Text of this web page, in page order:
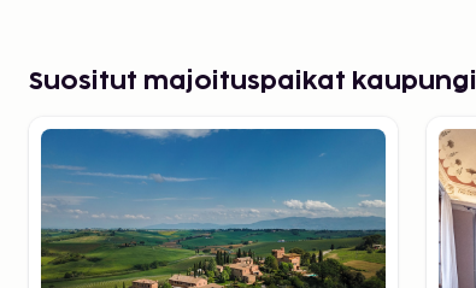
Tämä keskiaikainen kaupunki kapeine
Eri kaupunginosat kilpailevat iloisesti
viihtyisiä baareja, ravintoloita ja
erikseen.
Useita pidettyjä kaupunkeja
Kaunis keskiaikainen Montalcinon kaupunki
Suositut majoituspaikat